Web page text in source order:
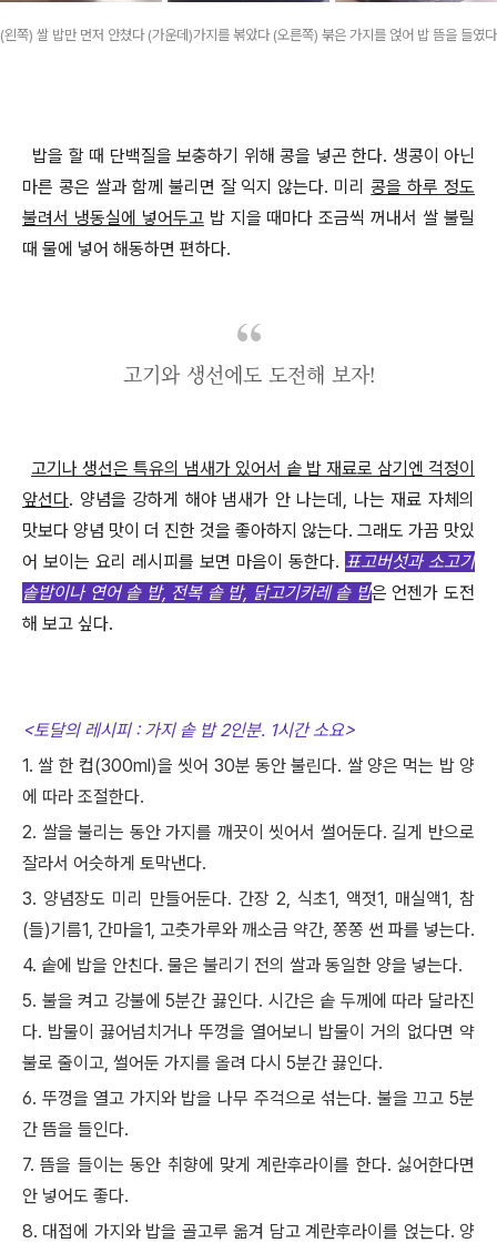
(왼쪽) 쌀 밥만 먼저 안쳤다 (가운데)가지를 볶았다 (오른쪽) 붂은 가지를 얹어 밥 뜸을 들였다
밥을 할 때 단백질을 보충하기 위해 콩을 넣곤 한다. 생콩이 아닌
마른 콩은 쌀과 함께 불리면 잘 익지 않는다. 미리콩을 하루 정도
불려서 냉동실에 넣어두고밥 지을 때마다 조금씩 꺼내서 쌀 불릴
때 물에 넣어 해동하면 편하다.
고기와 생선에도 도전해 보자!
고기나 생선은 특유의 냄새가 있어서 솥 밥 재료로 삼기엔 걱정이
앞선다. 양념을 강하게 해야 냄새가 안 나는데
나는 재료 자체의
맛보다 양념 맛이 더 진한 것을 좋아하지 않는다. 그래도 가끔 맛있
어 보이는 요리 레시피를 보면 마음이 동한다. 표고버섯과 소고기
솥밥이나 연어 솥 밥, 전복 솥 밥, 닭고기카레 솥 밥은 언젠가 도전
해 보고 싶다.
<토달의 레시피 : 가지 솥 밥 2인분. 1시간 소요>
1. 쌀 한 컵(300ml)을 씻어 30분 동안 불린다. 쌀 양은 먹는 밥 양
에 따라 조절한다.
2. 쌀을 불리는 동안 가지를 깨끗이 씻어서 썰어둔다. 길게 반으로
잘라서 어슷하게 토막낸다.
3. 양념장도 미리 만들어둔다. 간장 2, 식초1, 액젓1, 매실액1, 참
(들)기름1, 간마을1, 고춧가루와 깨소금 약간, 쫑쫑 썬 파를 넣는다.
4. 솥에 밥을 안친다. 물은 불리기 전의 쌀과 동일한 양을 넣는다.
5. 불을 켜고 강불에 5분간 끓인다. 시간은 솥 두께에 따라 달라진
다. 밥물이 끓어넘치거나 뚜껑을 열어보니 밥물이 거의 없다면 약
불로 줄이고, 썰어둔 가지를 올려 다시 5분간 끓인다.
6. 뚜껑을 열고 가지와 밥을 나무 주걱으로 섞는다. 불을 끄고 5분
간 뜸을 들인다.
7. 뜸을 들이는 동안 취향에 맞게 계란후라이를 한다. 싫어한다면
안 넣어도 좋다.
8. 대접에 가지와 밥을 골고루 옮겨 담고 계란후라이를 얹는다. 양